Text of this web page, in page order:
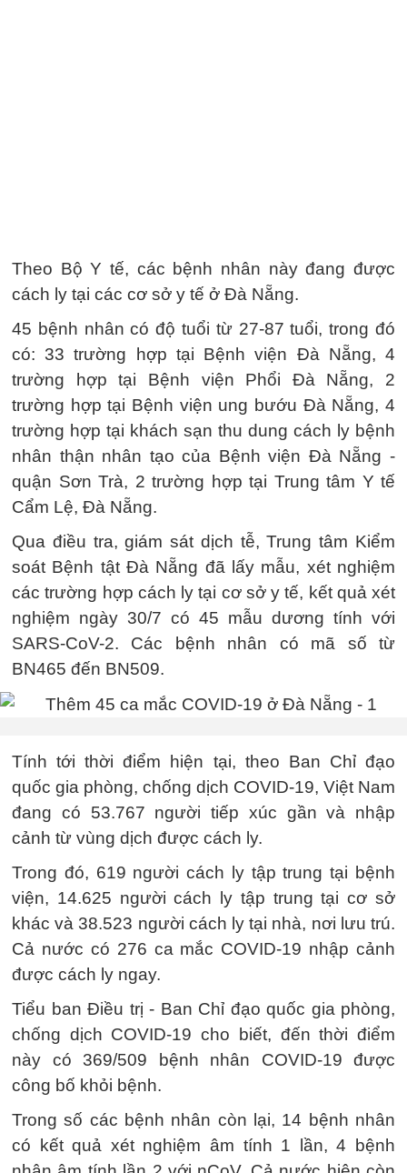
Theo Bộ Y tế, các bệnh nhân này đang được
cách ly tại các cơ sở y tế ở Đà Nẵng.
45 bệnh nhân có độ tuổi từ 27-87 tuổi, trong đó
có: 33 trường hợp tại Bệnh viện Đà Nẵng, 4
trường hợp tại Bệnh viện Phổi Đà Nẵng, 2
trường hợp tại Bệnh viện ung bướu Đà Nẵng, 4
trường hợp tại khách sạn thu dung cách ly bệnh
nhân thận nhân tạo của Bệnh viện Đà Nẵng -
quận Sơn Trà, 2 trường hợp tại Trung tâm Y tế
Cẩm Lệ, Đà Nẵng.
Qua điều tra, giám sát dịch tễ, Trung tâm Kiểm
soát Bệnh tật Đà Nẵng đã lấy mẫu, xét nghiệm
các trường hợp cách ly tại cơ sở y tế, kết quả xét
nghiệm ngày 30/7 có 45 mẫu dương tính với
SARS-CoV-2. Các bệnh nhân có mã số từ
BN465 đến BN509.
Tính tới thời điểm hiện tại, theo Ban Chỉ đạo
quốc gia phòng, chống dịch COVID-19, Việt Nam
đang có 53.767 người tiếp xúc gần và nhập
cảnh từ vùng dịch được cách ly.
Trong đó, 619 người cách ly tập trung tại bệnh
viện, 14.625 người cách ly tập trung tại cơ sở
khác và 38.523 người cách ly tại nhà, nơi lưu trú.
Cả nước có 276 ca mắc COVID-19 nhập cảnh
được cách ly ngay.
Tiểu ban Điều trị - Ban Chỉ đạo quốc gia phòng,
chống dịch COVID-19 cho biết, đến thời điểm
này có 369/509 bệnh nhân COVID-19 được
công bố khỏi bệnh.
Trong số các bệnh nhân còn lại, 14 bệnh nhân
có kết quả xét nghiệm âm tính 1 lần, 4 bệnh